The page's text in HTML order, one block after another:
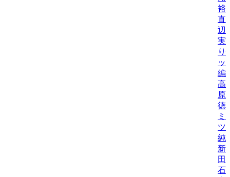
裕/
直
辺
実/
り
ッ
編
高
原
徳/
ミ
ツ
純/
新
田
石